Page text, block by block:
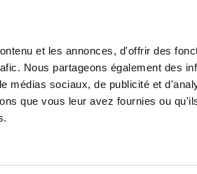
et les annonces, d'offrir des
Nous partageons également des
médias sociaux, de publicité et
que vous leur avez fournies ou
Contact-us
Services Center
+32(0)800/12.712 (Fr)
GOUVERNANCE